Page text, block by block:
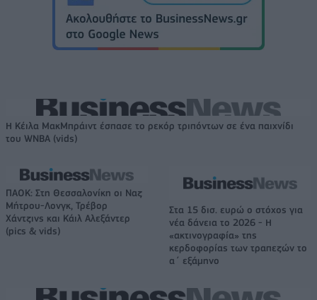
Η Κέιλα ΜακΜπράιντ έσπασε το ρεκόρ τριπόντων σε ένα παιχνίδι
του WNBA (vids)
ΠΑΟΚ: Στη Θεσσαλονίκη οι Ναζ
Μήτρου-Λονγκ, Τρέβορ
Χάντζινς και Κάιλ Αλεξάντερ
(pics & vids)
Στα 15 δισ. ευρώ ο στόχος για
νέα δάνεια το 2026 - Η
«ακτινογραφία» της
κερδοφορίας των τραπεζών το
α΄ εξάμηνο